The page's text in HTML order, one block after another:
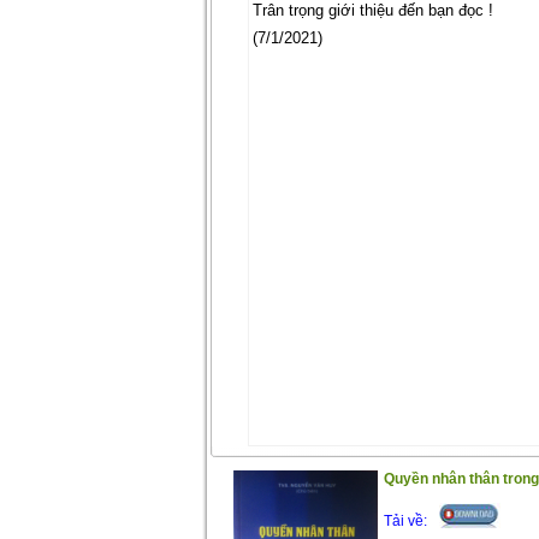
Trân trọng giới thiệu đến bạn đọc !
(7/1/2021)
Quyền nhân thân
Tải về: